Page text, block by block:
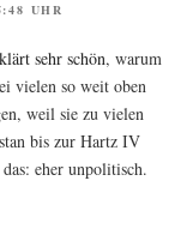
UHR
sehr schön, war­um
vie­len so weit oben
weil sie zu vie­len
bis zur Hartz IV
eher unpolitisch.